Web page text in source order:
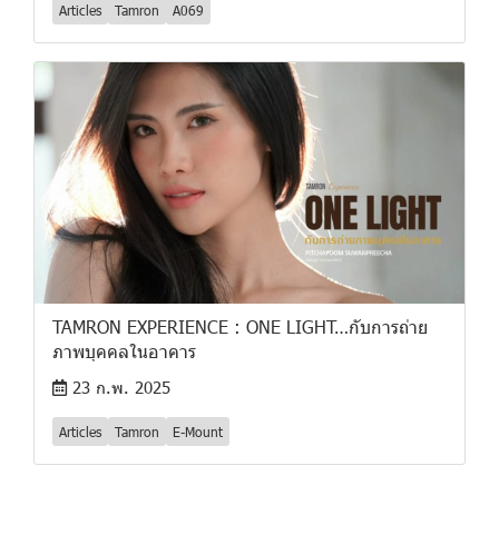
Articles Tamron A069
TAMRON EXPERIENCE : ONE LIGHT…กับการถ่าย
ภาพบุคคลในอาคาร
23 ก.พ. 2025
Articles Tamron E-Mount